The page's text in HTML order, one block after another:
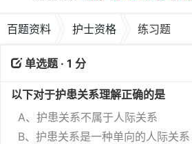
百题资料 护士资格 练习题
单选题 · 1 分
以下对于护患关系理解正确的是
A、护患关系不属于人际关系
B、护患关系是一种单向的人际关系